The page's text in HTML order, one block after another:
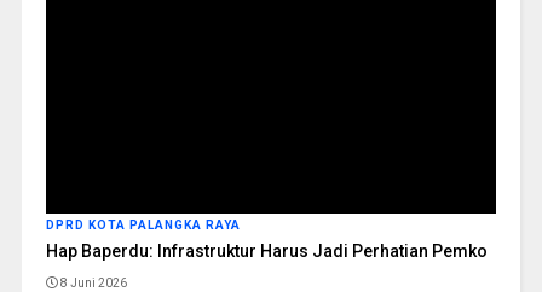
DPRD KOTA PALANGKA RAYA
Hap Baperdu: Infrastruktur Harus Jadi Perhatian Pemko
8 Juni 2026